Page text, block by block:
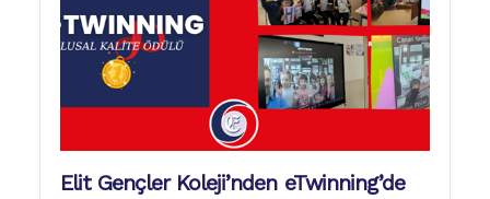
Elit Gençler Koleji’nden eTwinning’de